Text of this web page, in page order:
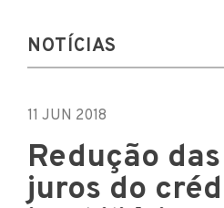
NOTÍCIAS
11 JUN 2018
Redução
juros do